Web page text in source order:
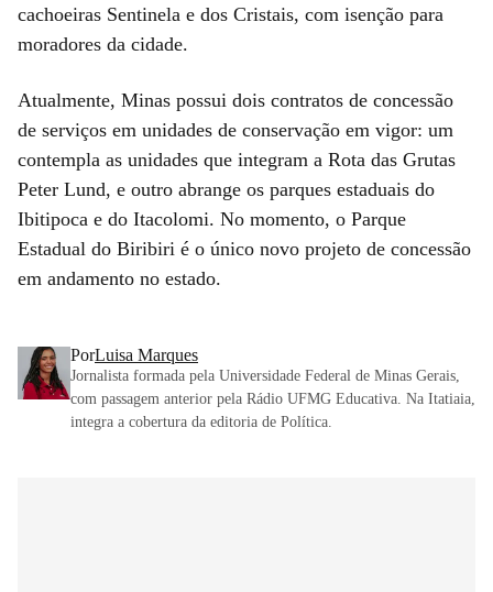
cachoeiras Sentinela e dos Cristais, com isenção para
moradores da cidade.
Atualmente, Minas possui dois contratos de concessão
de serviços em unidades de conservação em vigor: um
contempla as unidades que integram a Rota das Grutas
Peter Lund, e outro abrange os parques estaduais do
Ibitipoca e do Itacolomi. No momento, o Parque
Estadual do Biribiri é o único novo projeto de concessão
em andamento no estado.
PorLuisa Marques
Jornalista formada pela Universidade Federal de Minas Gerais,
com passagem anterior pela Rádio UFMG Educativa. Na Itatiaia,
integra a cobertura da editoria de Política.